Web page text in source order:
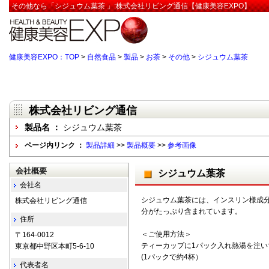
その他なら「シジュウム葉茶 」:株式会社リビング通信【健康美容EXPO】
健康美容EXPO：TOP > 自然食品 > 製品 > お茶 > その他 > シジュウム葉茶
株式会社リビング通信
製品名 ： シジュウム葉茶
ページ内リンク ： 製品詳細 >> 製品概要 >> 参考画像
シジュウム葉茶
シジュウム葉茶には、インスリン様成
分がたっぷり含まれています。
＜ご使用方法＞
ティーカップに1パック入れ熱湯を注
(1パックで約4杯）
会社概要
会社名
株式会社リビング通信
住所
〒164-0012
東京都中野区本町5-6-10
代表者名